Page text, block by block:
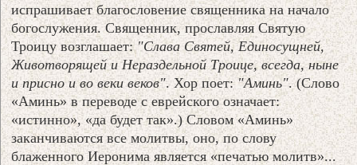
испрашивает благословение священника на начало
богослужения. Священник, прославляя Святую
Троицу возглашает: "Слава Святей, Единосущней,
Животворящей и Нераздельной Троице, всегда, ныне
и присно и во веки веков". Хор поет:"Аминь". (Слово
«Аминь» в переводе с еврейского означает:
«истинно», «да будет так».) Словом «Аминь»
заканчиваются все молитвы, оно, по слову
блаженного Иеронима является «печатью молитв»...